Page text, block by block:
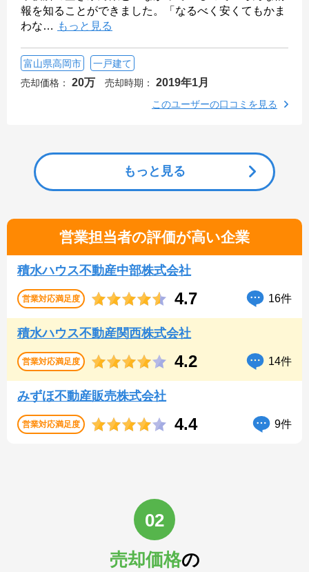
報を知ることができました。「なるべく安くてもかま
わな… もっと見る
富山県高岡市
一戸建て
売却価格：
20万 売却時期： 2019年1月
このユーザーの口コミを見る
もっと見る
営業担当者の評価が高い企業
積水ハウス不動産中部株式会社
営業対応満足度 4.7 16件
積水ハウス不動産関西株式会社
営業対応満足度 4.2 14件
みずほ不動産販売株式会社
営業対応満足度 4.4 9件
02
売却価格の